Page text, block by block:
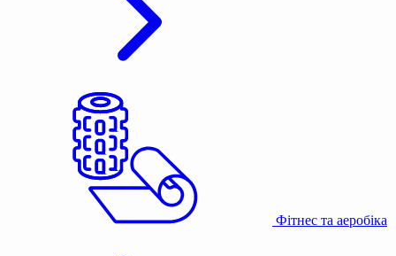
Фітнес та аеробіка